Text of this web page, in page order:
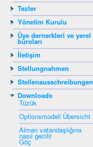
Tezler
Yönetim Kurulu
Üye dernerkleri ve yerel
büroları
İletişim
Stellungnahmen
Stellenausschreibungen
Downloads
Tüzük
Optionsmodell Übersicht
Alman vatandaşlığına
nasıl gecilir
Göç